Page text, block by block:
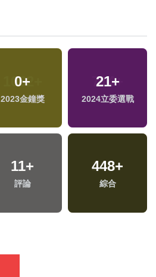
0+
2023金鐘獎
21+
2024立委選戰
11+
評論
448+
綜合